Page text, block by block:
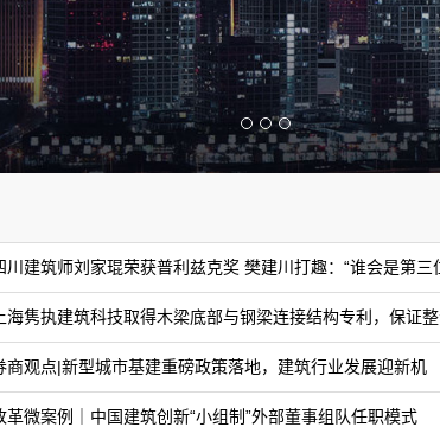
川建筑师刘家琨荣获普利兹克奖 樊建川打趣：“谁会是第三
海隽执建筑科技取得木梁底部与钢梁连接结构专利，保证
商观点|新型城市基建重磅政策落地，建筑行业发展迎新机
革微案例｜中国建筑创新“小组制”外部董事组队任职模式